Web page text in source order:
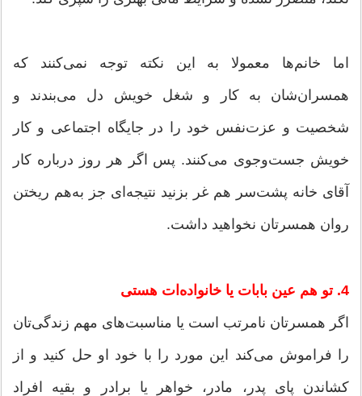
اما خانم‌ها معمولا به این نکته توجه نمی‌کنند که
همسران‌شان به کار و شغل خویش دل می‌بندند و
شخصیت و عزت‌نفس خود را در جایگاه اجتماعی و کار
خویش جست‌وجوی می‌کنند. پس اگر هر روز درباره کار
آقای خانه پشت‌سر هم غر بزنید نتیجه‌ای جز به‌هم ریختن
روان همسرتان نخواهید داشت.
4. تو هم عین بابات یا خانواده‌ات هستی
اگر همسرتان نامرتب است یا مناسبت‌های مهم زندگی‌تان
را فراموش می‌کند این مورد را با خود او حل کنید و از
کشاندن پای پدر، مادر، خواهر یا برادر و بقیه افراد